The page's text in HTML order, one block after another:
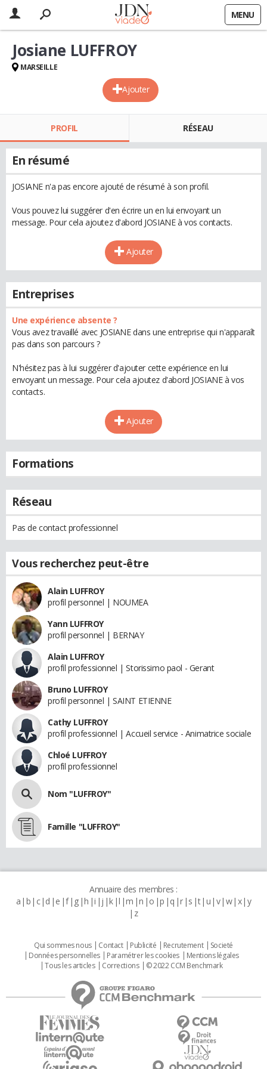
MENU
Ajouter
Josiane LUFFROY
MARSEILLE
PROFIL RÉSEAU
En résumé
JOSIANE n'a pas encore ajouté de résumé à son profil.
Vous pouvez lui suggérer d'en écrire un en lui envoyant un
message. Pour cela ajoutez d'abord JOSIANE à vos contacts.
Ajouter
Entreprises
Une expérience absente ?
Vous avez travaillé avec JOSIANE dans une entreprise qui n'apparaît
pas dans son parcours ?
N'hésitez pas à lui suggérer d'ajouter cette expérience en lui
envoyant un message. Pour cela ajoutez d'abord JOSIANE à vos
contacts.
Ajouter
Formations
Réseau
Pas de contact professionnel
Vous recherchez peut-être
Alain LUFFROY
profil personnel | NOUMEA
Yann LUFFROY
profil personnel | BERNAY
Alain LUFFROY
profil professionnel | Storissimo paol - Gerant
Bruno LUFFROY
profil personnel | SAINT ETIENNE
Cathy LUFFROY
profil professionnel | Accueil service - Animatrice sociale
Chloé LUFFROY
profil professionnel
Nom "LUFFROY"
Famille "LUFFROY"
Annuaire des membres :
a b c d e f g h i j k l m n o p q r s t u v w x y
z
Qui sommes nous Contact Publicité Recrutement
Societé
Données personnelles
Paramétrer les cookies
Mentions légales
Tous les articles
Corrections © 2022 CCM Benchmark